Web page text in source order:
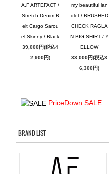
A.F ARTEFACT /
Stretch Denim B
elt Cargo Sarou
el Skinny / Black
39,000円(税込4
2,900円)
my beautiful lan
dlet / BRUSHED
CHECK RAGLA
N BIG SHIRT / Y
ELLOW
33,000円(税込3
6,300円)
PriceDown SALE
BRAND LIST